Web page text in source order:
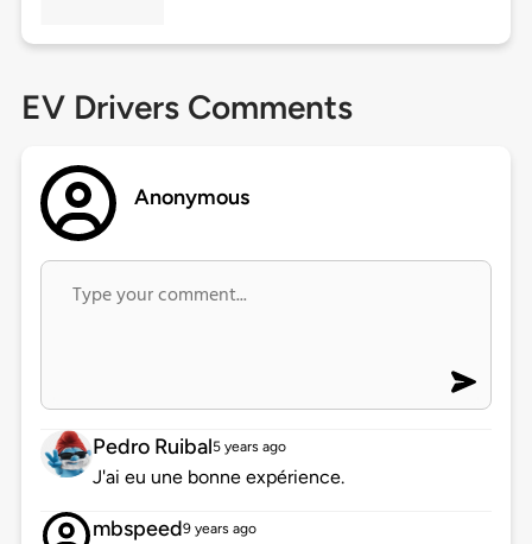
EV Drivers Comments
Anonymous
Pedro Ruibal5 years ago
J'ai eu une bonne expérience.
mbspeed9 years ago